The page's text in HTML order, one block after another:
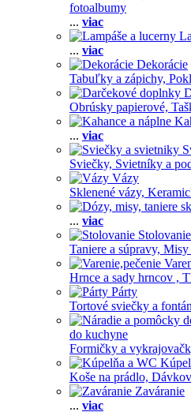
fotoalbumy
... viac
... viac
Dekorácie
Tabuľky a zápichy,
Obrúsky papierové,
... viac
Sviečky, Svietníky a
Vázy
Sklenené vázy,
... viac
Stolovanie
Taniere a súpravy, Misy
Hrnce a sady hrncov ,
Párty
Tortové sviečky a
do kuchyne
Formičky a
Koše na prádlo,
Zaváranie
... viac